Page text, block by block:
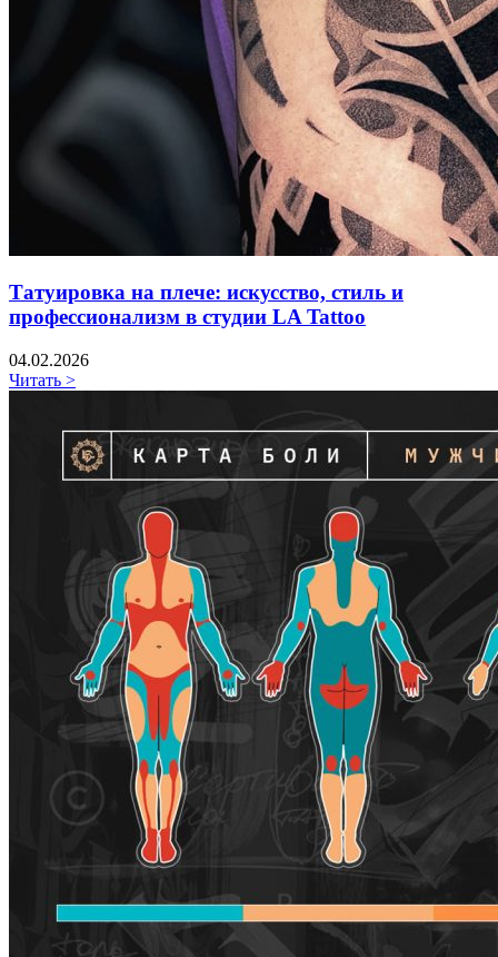
Татуировка на плече: искусство, стиль и
профессионализм в студии LA Tattoo
04.02.2026
Читать >